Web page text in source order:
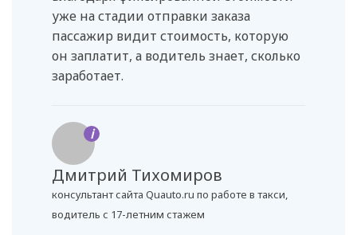
уже на стадии отправки заказа
пассажир видит стоимость, которую
он заплатит, а водитель знает, сколько
заработает.
i
Дмитрий Тихомиров
консультант сайта Quauto.ru по работе в такси,
водитель с 17-летним стажем